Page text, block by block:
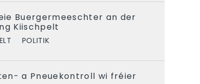
Buergermeeschter an der
Kiischpelt
POLITIK
a Pneuekontroll wi fréier